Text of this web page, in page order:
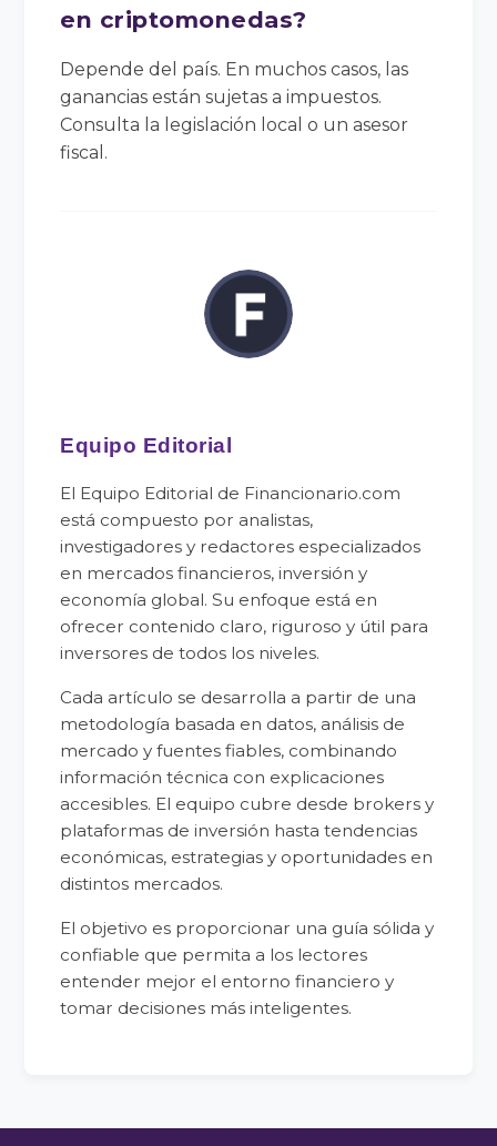
en criptomonedas?
Depende del país. En muchos casos, las
ganancias están sujetas a impuestos.
Consulta la legislación local o un asesor
fiscal.
Equipo Editorial
El Equipo Editorial de Financionario.com
está compuesto por analistas,
investigadores y redactores especializados
en mercados financieros, inversión y
economía global. Su enfoque está en
ofrecer contenido claro, riguroso y útil para
inversores de todos los niveles.
Cada artículo se desarrolla a partir de una
metodología basada en datos, análisis de
mercado y fuentes fiables, combinando
información técnica con explicaciones
accesibles. El equipo cubre desde brokers y
plataformas de inversión hasta tendencias
económicas, estrategias y oportunidades en
distintos mercados.
El objetivo es proporcionar una guía sólida y
confiable que permita a los lectores
entender mejor el entorno financiero y
tomar decisiones más inteligentes.